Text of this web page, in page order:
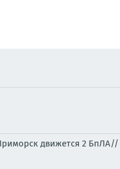
движется 2 БпЛА//